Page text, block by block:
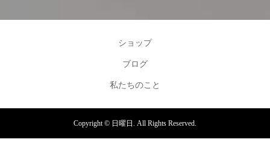
ショップ
ブログ
私たちのこと
Copyright © 日曜日. All Rights Reserved.